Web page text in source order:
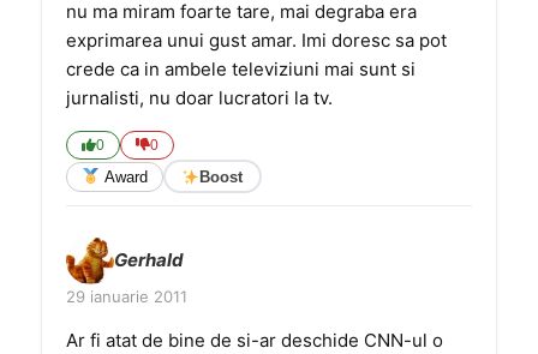
nu ma miram foarte tare, mai degraba era
exprimarea unui gust amar. Imi doresc sa pot
crede ca in ambele televiziuni mai sunt si
jurnalisti, nu doar lucratori la tv.
0 0
Award Boost
Gerhald
29 ianuarie 2011
Ar fi atat de bine de si-ar deschide CNN-ul o